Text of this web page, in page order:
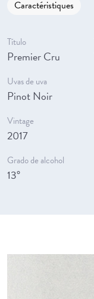
Caractéristiques
Título
Premier Cru
Uvas de uva
Pinot Noir
Vintage
2017
Grado de alcohol
13°